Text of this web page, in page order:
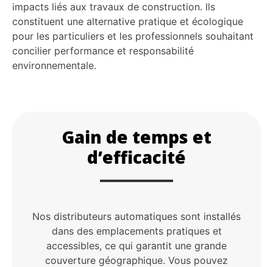
impacts liés aux travaux de construction. Ils
constituent une alternative pratique et écologique
pour les particuliers et les professionnels souhaitant
concilier performance et responsabilité
environnementale.
Gain de temps et
d’efficacité
Nos distributeurs automatiques sont installés
dans des emplacements pratiques et
accessibles, ce qui garantit une grande
couverture géographique. Vous pouvez